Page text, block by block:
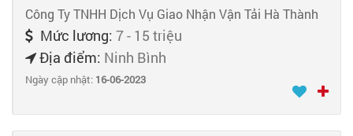
Công Ty TNHH Dịch Vụ Giao Nhận Vận Tải Hà Thành
Mức lương: 7 - 15 triệu
Địa điểm: Ninh Bình
Ngày cập nhật: 16-06-2023